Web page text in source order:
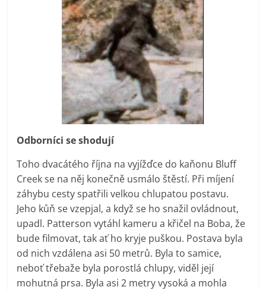
Odborníci se shodují
Toho dvacátého října na vyjížďce do kaňonu Bluff
Creek se na něj konečně usmálo štěstí. Při míjení
záhybu cesty spatřili velkou chlupatou postavu.
Jeho kůň se vzepjal, a když se ho snažil ovládnout,
upadl. Patterson vytáhl kameru a křičel na Boba, že
bude filmovat, tak ať ho kryje puškou. Postava byla
od nich vzdálena asi 50 metrů. Byla to samice,
neboť třebaže byla porostlá chlupy, viděl její
mohutná prsa. Byla asi 2 metry vysoká a mohla